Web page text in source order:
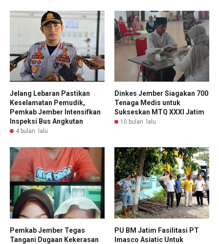
Jelang Lebaran Pastikan
Keselamatan Pemudik,
Pemkab Jember Intensifkan
Inspeksi Bus Angkutan
4 bulan lalu
Dinkes Jember Siagakan 700
Tenaga Medis untuk
Sukseskan MTQ XXXI Jatim
10 bulan lalu
Pemkab Jember Tegas
Tangani Dugaan Kekerasan
PU BM Jatim Fasilitasi PT
Imasco Asiatic Untuk